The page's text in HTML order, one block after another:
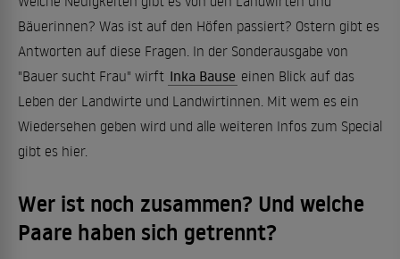
Bäuerinnen? Was ist auf den Höfen passiert? Ostern gibt es
Antworten auf diese Fragen. In der Sonderausgabe von
"Bauer sucht Frau" wirft Inka Bause einen Blick auf das
Leben der Landwirte und Landwirtinnen. Mit wem es ein
Wiedersehen geben wird und alle weiteren Infos zum Special
gibt es hier.
Wer ist noch zusammen? Und welche
Paare haben sich getrennt?